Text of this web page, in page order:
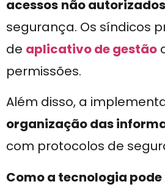
acessos não autorizados
segurança. Os síndicos
de aplicativo de gestão
permissões.
Além disso, a
organização das
com protocolos de
Como a tecnologia